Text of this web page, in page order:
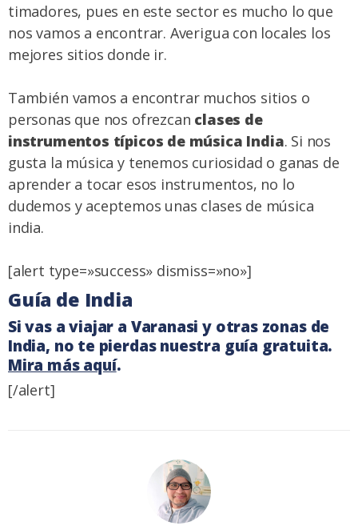
timadores, pues en este sector es mucho lo que
nos vamos a encontrar. Averigua con locales los
mejores sitios donde ir.
También vamos a encontrar muchos sitios o
personas que nos ofrezcan clases de
instrumentos típicos de música India. Si nos
gusta la música y tenemos curiosidad o ganas de
aprender a tocar esos instrumentos, no lo
dudemos y aceptemos unas clases de música
india.
[alert type=»success» dismiss=»no»]
Guía de India
Si vas a viajar a Varanasi y otras zonas de
India, no te pierdas nuestra guía gratuita.
Mira más aquí.
[/alert]